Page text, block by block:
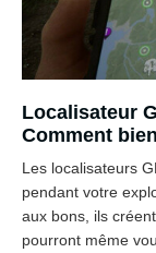
Localisateur
Comment
Les localisateurs
pendant votre
aux bons, ils
pourront même